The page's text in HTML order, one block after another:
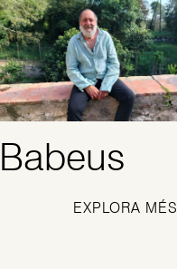
Babeus
EXPLORA MÉS